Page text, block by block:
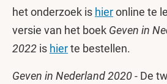
het onderzoek is hieronline te
versie van het boek Geven in
2022 is hierte bestellen.
Geven in Nederland 2020 - De